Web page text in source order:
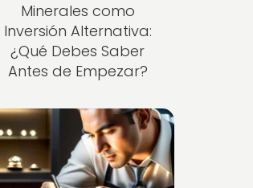
Minerales como
Inversión Alternativa:
¿Qué Debes Saber
Antes de Empezar?